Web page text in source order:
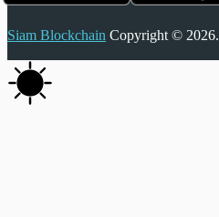
Siam Blockchain Copyright © 2026.